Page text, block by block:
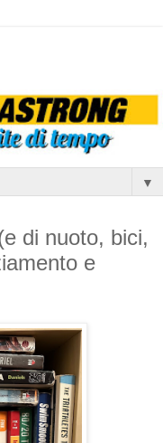
▼
di nuoto, bici,
e